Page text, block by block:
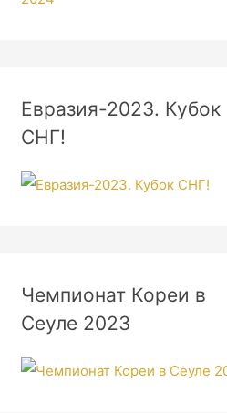
Евразия-2023. Кубок
СНГ!
Чемпионат Кореи в
Сеуле 2023